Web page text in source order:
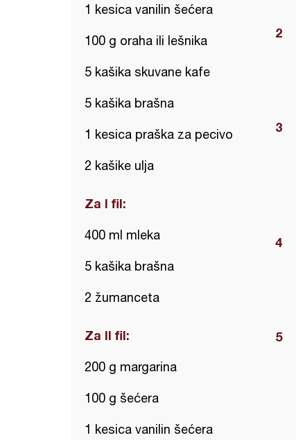
1 kesica vanilin šećera
100 g oraha ili lešnika
5 kašika skuvane kafe
5 kašika brašna
1 kesica praška za pecivo
2 kašike ulja
Za I fil:
400 ml mleka
5 kašika brašna
2 žumanceta
Za II fil:
200 g margarina
100 g šećera
1 kesica vanilin šećera